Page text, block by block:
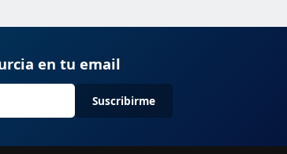
en tu email
Suscribirme